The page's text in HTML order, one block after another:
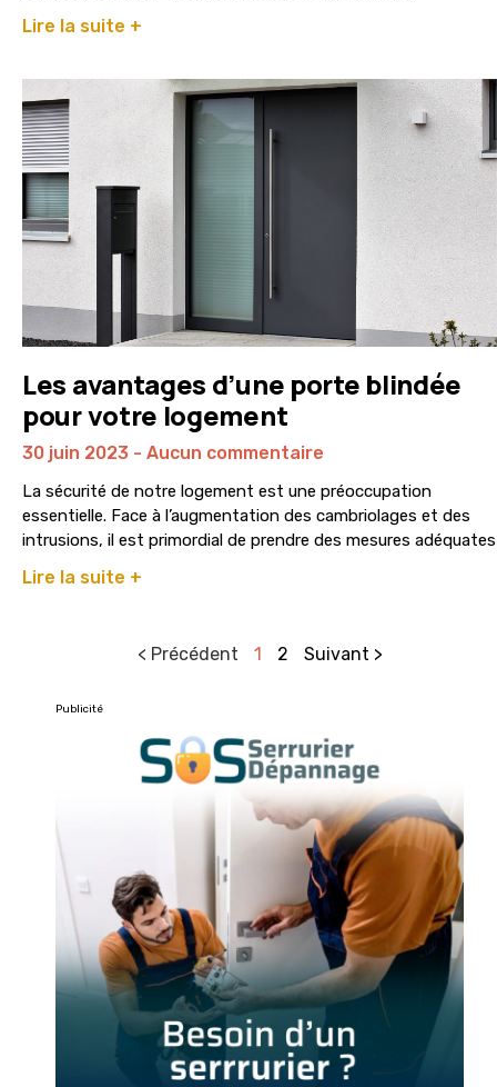
Lire la suite +
Les avantages d’une porte blindée
pour votre logement
30 juin 2023 Aucun commentaire
La sécurité de notre logement est une préoccupation
essentielle. Face à l’augmentation des cambriolages et des
intrusions, il est primordial de prendre des mesures adéquates
Lire la suite +
< Précédent 1 2 Suivant >
Publicité